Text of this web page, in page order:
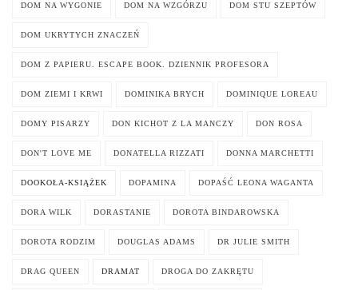
DOM NA WYGONIE DOM NA WZGÓRZU DOM STU SZEPTÓW
DOM UKRYTYCH ZNACZEŃ
DOM Z PAPIERU. ESCAPE BOOK. DZIENNIK PROFESORA
DOM ZIEMI I KRWI DOMINIKA BRYCH DOMINIQUE LOREAU
DOMY PISARZY DON KICHOT Z LA MANCZY DON ROSA
DON'T LOVE ME DONATELLA RIZZATI DONNA MARCHETTI
DOOKOŁA-KSIĄŻEK DOPAMINA DOPAŚĆ LEONA WAGANTA
DORA WILK DORASTANIE DOROTA BINDAROWSKA
DOROTA RODZIM DOUGLAS ADAMS DR JULIE SMITH
DRAG QUEEN DRAMAT DROGA DO ZAKRĘTU